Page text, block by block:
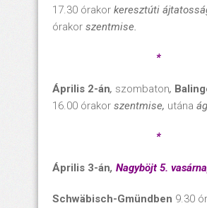
17.30 órakor keresztúti
órakor szentmise.
*
Április 2-án, szombaton,
16.00 órakor szentmise, utána
*
Április 3-án, Nagyböjt 5.
Schwäbisch-Gmündben 9.30